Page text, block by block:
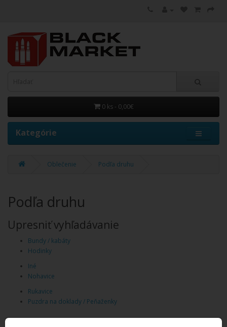
0 ks - 0,00€
Kategórie
Oblečenie Podľa druhu
Podľa druhu
Upresniť vyhľadávanie
Bundy / kabáty
Hodinky
Iné
Nohavice
Rukavice
Puzdra na doklady / Peňaženky